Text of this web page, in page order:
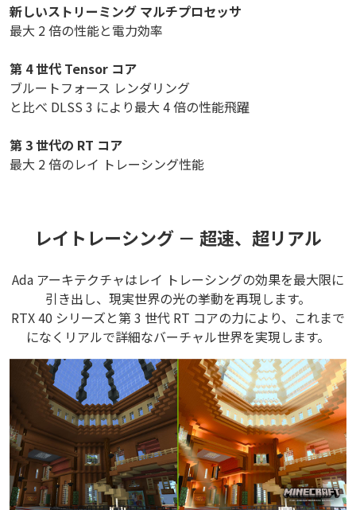
新しいストリーミング マルチプロセッサ
最大 2 倍の性能と電力効率
第 4 世代 Tensor コア
ブルートフォース レンダリング
と比べ DLSS 3 により最大 4 倍の性能飛躍
第 3 世代の RT コア
最大 2 倍のレイ トレーシング性能
レイトレーシング － 超速、超リアル
Ada アーキテクチャはレイ トレーシングの効果を最大限に
引き出し、現実世界の光の挙動を再現します。
RTX 40 シリーズと第 3 世代 RT コアの力により、これまで
になくリアルで詳細なバーチャル世界を実現します。